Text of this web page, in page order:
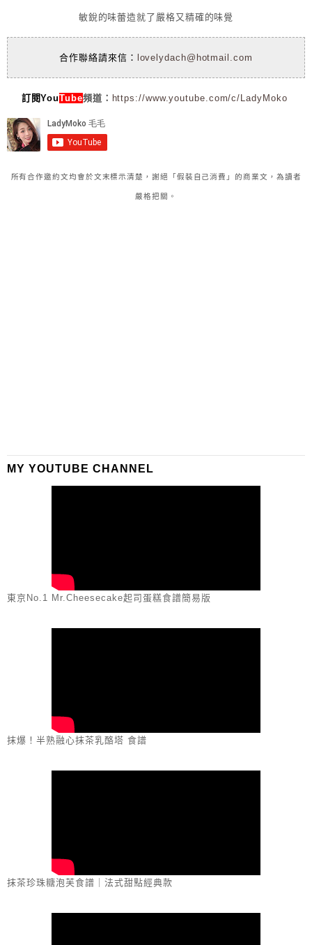
敏銳的味蕾造就了嚴格又精確的味覺
合作聯絡請來信： lovelydach@hotmail.com
訂閱YouTube頻道： https://www.youtube.com/c/LadyMoko
所有合作邀約文均會於文末標示清楚，謝絕「假裝自己消費」的商業文，為讀者
嚴格把關。
MY YOUTUBE CHANNEL
東京No.1 Mr.Cheesecake起司蛋糕食譜簡易版
抹爆！半熟融心抹茶乳酪塔 食譜
抹茶珍珠糖泡芙食譜｜法式甜點經典款